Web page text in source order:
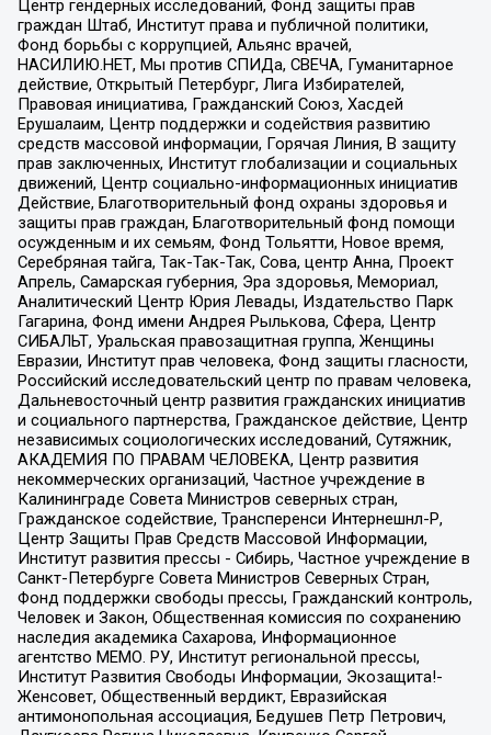
Центр гендерных исследований, Фонд защиты прав
граждан Штаб, Институт права и публичной политики,
Фонд борьбы с коррупцией, Альянс врачей,
НАСИЛИЮ.НЕТ, Мы против СПИДа, СВЕЧА, Гуманитарное
действие, Открытый Петербург, Лига Избирателей,
Правовая инициатива, Гражданский Союз, Хасдей
Ерушалаим, Центр поддержки и содействия развитию
средств массовой информации, Горячая Линия, В защиту
прав заключенных, Институт глобализации и социальных
движений, Центр социально-информационных инициатив
Действие, Благотворительный фонд охраны здоровья и
защиты прав граждан, Благотворительный фонд помощи
осужденным и их семьям, Фонд Тольятти, Новое время,
Серебряная тайга, Так-Так-Так, Сова, центр Анна, Проект
Апрель, Самарская губерния, Эра здоровья, Мемориал,
Аналитический Центр Юрия Левады, Издательство Парк
Гагарина, Фонд имени Андрея Рылькова, Сфера, Центр
СИБАЛЬТ, Уральская правозащитная группа, Женщины
Евразии, Институт прав человека, Фонд защиты гласности,
Российский исследовательский центр по правам человека,
Дальневосточный центр развития гражданских инициатив
и социального партнерства, Гражданское действие, Центр
независимых социологических исследований, Сутяжник,
АКАДЕМИЯ ПО ПРАВАМ ЧЕЛОВЕКА, Центр развития
некоммерческих организаций, Частное учреждение в
Калининграде Совета Министров северных стран,
Гражданское содействие, Трансперенси Интернешнл-Р,
Центр Защиты Прав Средств Массовой Информации,
Институт развития прессы - Сибирь, Частное учреждение в
Санкт-Петербурге Совета Министров Северных Стран,
Фонд поддержки свободы прессы, Гражданский контроль,
Человек и Закон, Общественная комиссия по сохранению
наследия академика Сахарова, Информационное
агентство МЕМО. РУ, Институт региональной прессы,
Институт Развития Свободы Информации, Экозащита!-
Женсовет, Общественный вердикт, Евразийская
антимонопольная ассоциация, Бедушев Петр Петрович,